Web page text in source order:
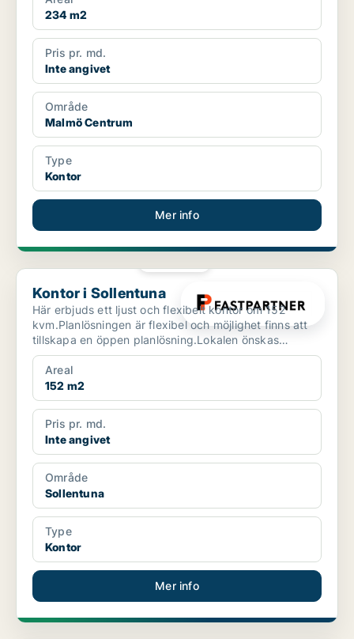
234 m2
Pris pr. md.
Inte angivet
Område
Malmö Centrum
Type
Kontor
Mer info
Kontor i Sollentuna
Kontor i Sollentuna
Här erbjuds ett ljust och flexibelt kontor om 152
kvm.Planlösningen är flexibel och möjlighet finns att
tillskapa en öppen planlösning.Lokalen önskas
överlåt...
Areal
152 m2
Pris pr. md.
Inte angivet
Område
Sollentuna
Type
Kontor
Mer info